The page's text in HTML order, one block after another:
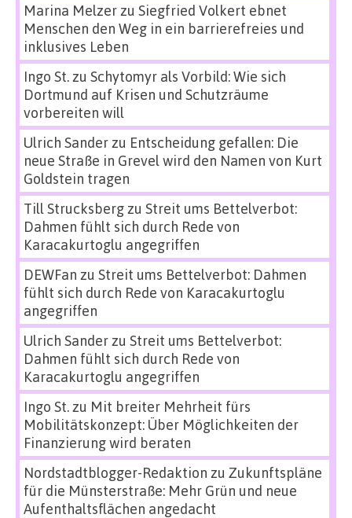
Marina Melzerzu Siegfried Volkert ebnet
Menschen den Weg in ein barrierefreies und
inklusives Leben
Ingo St.zu Schytomyr als Vorbild: Wie sich
Dortmund auf Krisen und Schutzräume
vorbereiten will
Ulrich Sanderzu Entscheidung gefallen: Die
neue Straße in Grevel wird den Namen von Kurt
Goldstein tragen
Till Strucksbergzu Streit ums Bettelverbot:
Dahmen fühlt sich durch Rede von
Karacakurtoglu angegriffen
DEWFan zu Streit ums Bettelverbot: Dahmen
fühlt sich durch Rede von Karacakurtoglu
angegriffen
Ulrich Sanderzu Streit ums Bettelverbot:
Dahmen fühlt sich durch Rede von
Karacakurtoglu angegriffen
Ingo St.zu Mit breiter Mehrheit fürs
Mobilitätskonzept: Über Möglichkeiten der
Finanzierung wird beraten
Nordstadtblogger-Redaktion zu Zukunftspläne
für die Münsterstraße: Mehr Grün und neue
Aufenthaltsflächen angedacht